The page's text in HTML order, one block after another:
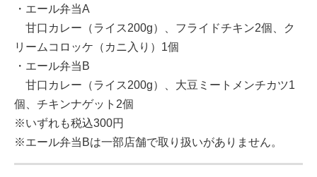
・エール弁当A
甘口カレー（ライス200g）、フライドチキン2個、ク
リームコロッケ（カニ入り）1個
・エール弁当B
甘口カレー（ライス200g）、大豆ミートメンチカツ1
個、チキンナゲット2個
※いずれも税込300円
※エール弁当Bは一部店舗で取り扱いがありません。